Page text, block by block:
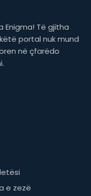
Të gjitha
portal nuk mund
në çfarëdo
e zezë